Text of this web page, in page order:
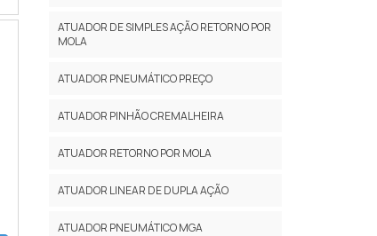
ATUADOR DE SIMPLES AÇÃO RETORNO POR
MOLA
ATUADOR PNEUMÁTICO PREÇO
ATUADOR PINHÃO CREMALHEIRA
ATUADOR RETORNO POR MOLA
ATUADOR LINEAR DE DUPLA AÇÃO
ATUADOR PNEUMÁTICO MGA